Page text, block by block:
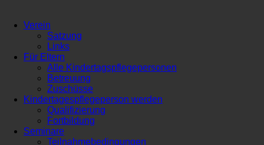
Verein
Satzung
Links
Für Eltern
Alle Kindertagspflegepersonen
Betreuung
Zuschüsse
Kindertagespflegeperson werden
Qualifizierung
Fortbildung
Seminare
Teilnahmebedingungen